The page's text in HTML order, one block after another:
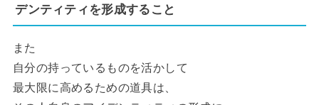
デンティティを形成すること
また
自分の持っているものを活かして
最大限に高めるための道具は、